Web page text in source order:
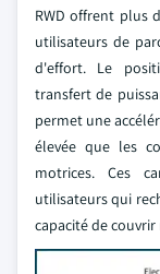
RWD offrent plus
utilisateurs de
d'effort. Le
transfert de
permet une
élevée que les
motrices. Ces
utilisateurs qui
capacité de